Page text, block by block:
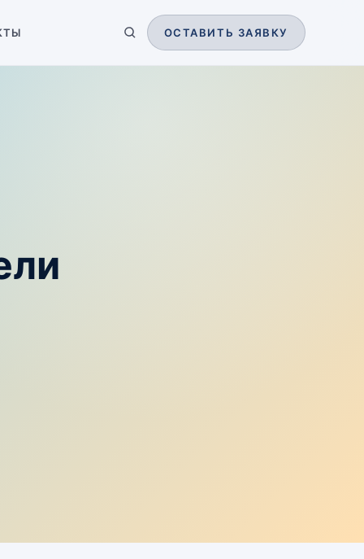
ОСТАВИТЬ ЗАЯВКУ